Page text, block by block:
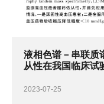
液相色谱－串联质
从性在我国临床试
2023-07-25